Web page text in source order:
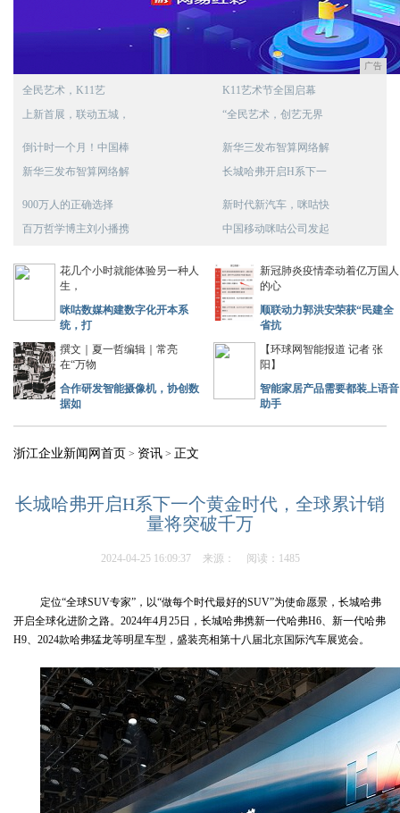
广告
全民艺术，K11艺
上新首展，联动五城，
K11艺术节全国启幕
“全民艺术，创艺无界
倒计时一个月！中国棒
新华三发布智算网络解
新华三发布智算网络解
长城哈弗开启H系下一
900万人的正确选择
百万哲学博主刘小播携
新时代新汽车，咪咕快
中国移动咪咕公司发起
花几个小时就能体验另一种人
生，
咪咕数媒构建数字化开本系
统，打
新冠肺炎疫情牵动着亿万国人
的心
顺联动力郭洪安荣获“民建全
省抗
撰文｜夏一哲编辑｜常亮
在“万物
合作研发智能摄像机，协创数
据如
【环球网智能报道 记者 张
阳】
智能家居产品需要都装上语音
助手
浙江企业新闻网首页 > 资讯 > 正文
长城哈弗开启H系下一个黄金时代，全球累计销
量将突破千万
2024-04-25 16:09:37 来源： 阅读：1485
定位“全球SUV专家”，以“做每个时代最好的SUV”为使命愿景，长城哈弗
开启全球化进阶之路。2024年4月25日，长城哈弗携新一代哈弗H6、新一代哈弗
H9、2024款哈弗猛龙等明星车型，盛装亮相第十八届北京国际汽车展览会。